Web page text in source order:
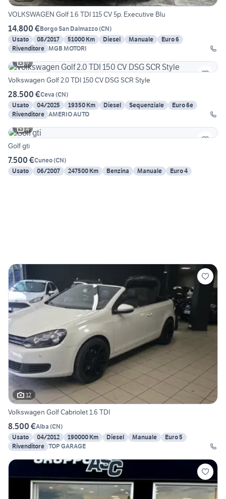
VOLKSWAGEN Golf 1.6 TDI 115 CV 5p. Executive Blu
14.800 €Borgo San Dalmazzo(CN)
Usato
08/2017 51000 Km Diesel Manuale
Euro 6
Rivenditore MGB MOTORI
9
Volkswagen Golf 2.0 TDI 150 CV DSG SCR Style
28.500 €Ceva (CN)
Usato
04/2025 19350 Km Diesel Sequenziale
Euro 6e
Rivenditore AMERIO AUTO
4
Golf gti
7.500 €Cuneo(CN)
Usato
06/2007 247500 Km Benzina Manuale Euro 4
12
Volkswagen Golf Cabriolet 1.6 TDI
8.500 €Alba (CN)
Usato
04/2012 190000 Km Diesel Manuale
Euro 5
Rivenditore TOP GARAGE